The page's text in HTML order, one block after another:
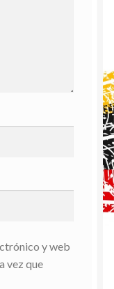
y web
vez que